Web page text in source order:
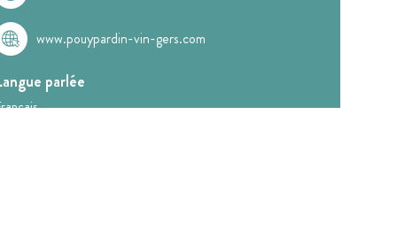
www.pouypardin-vin-gers.com
parlée